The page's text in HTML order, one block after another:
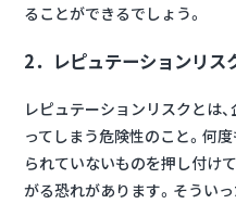
ることができるでしょう。
2．レピュテーションリス
レピュテーションリスクとは
ってしまう危険性のこと。何
られていないものを押し付け
がる恐れがあります。そうい